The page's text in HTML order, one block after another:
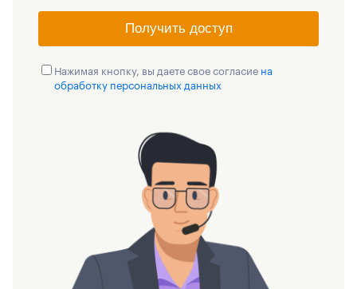
Получить доступ
Нажимая кнопку, вы даете свое согласие на
обработку персональных данных